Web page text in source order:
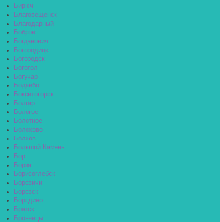
Бирюч
Благовещенск
Благодарный
Бобров
Богданович
Богородицк
Богородск
Боготол
Богучар
Бодайбо
Бокситогорск
Болгар
Бологое
Болотное
Болохово
Болхов
Большой Камень
Бор
Борзя
Борисоглебск
Боровичи
Боровск
Бородино
Братск
Бронницы